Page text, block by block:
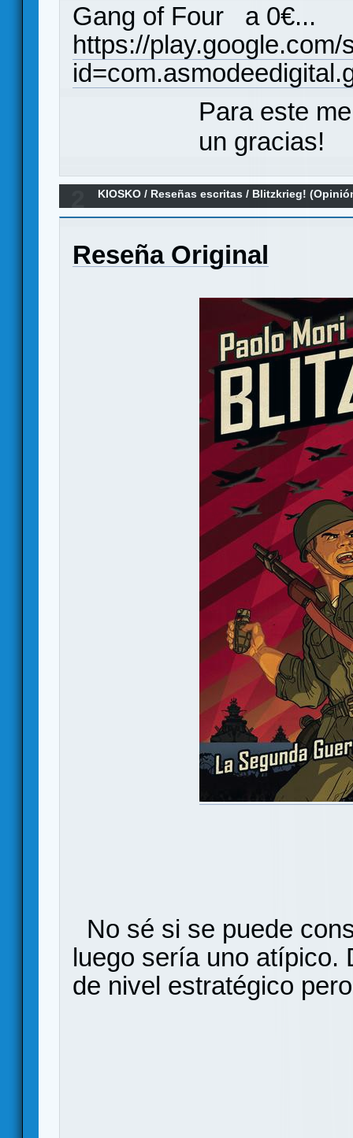
Gang of Four a 0€...
https://
Para este
un gracias!
KIOSKO / Reseñas escritas / Blitzkrieg!
Reseña Original
No sé si se puede
luego sería uno atípico.
de nivel estratégico